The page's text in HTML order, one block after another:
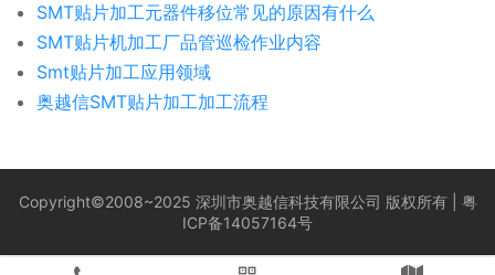
​SMT贴片加工元器件移位常见的原因有什么
SMT贴片机加工厂品管巡检作业内容
Smt贴片加工应用领域
奥越信SMT贴片加工加工流程
Copyright©2008~2025 深圳市奥越信科技有限公司 版权所有 | 粤
ICP备14057164号